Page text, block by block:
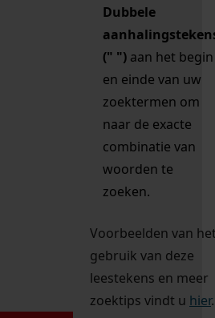
Dubbele
(" ") aan het begin
en einde van uw
zoektermen om
naar de exacte
combinatie van
woorden te
zoeken.
Voorbeelden van
gebruik van deze
leestekens en meer
zoektips vindt u hier.